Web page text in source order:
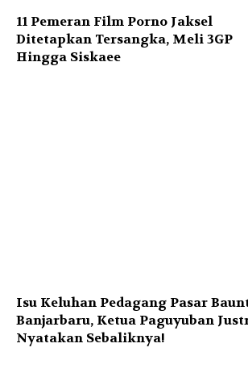
11 Pemeran Film Porno Jaksel
Ditetapkan Tersangka, Meli 3GP
Hingga Siskaee
Isu Keluhan Pedagang Pasar
Banjarbaru, Ketua Paguyuban
Nyatakan Sebaliknya!